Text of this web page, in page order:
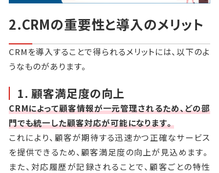
2.CRMの重要性と導入のメリット
CRMを導入することで得られるメリットには、以下のよ
うなものがあります。
1. 顧客満足度の向上
CRMによって顧客情報が一元管理されるため、どの部
門でも統一した顧客対応が可能になります。
これにより、顧客が期待する迅速かつ正確なサービス
を提供できるため、顧客満足度の向上が見込めます。
また、対応履歴が記録されることで、顧客ごとの特性